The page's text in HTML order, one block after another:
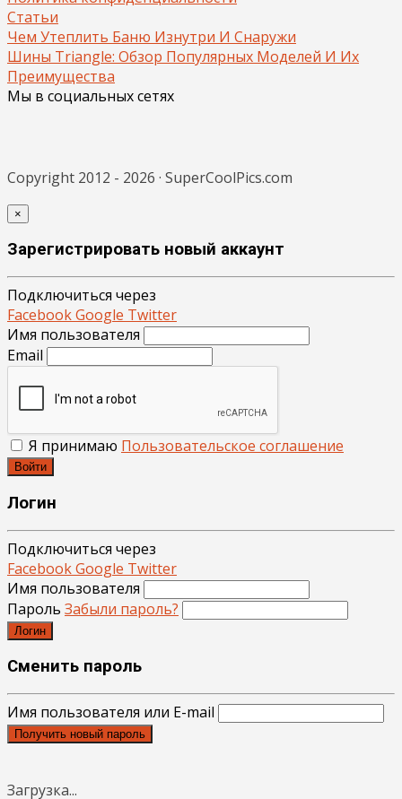
Статьи
Чем Утеплить Баню Изнутри И Снаружи
Шины Triangle: Обзор Популярных Моделей И Их
Преимущества
Мы в социальных сетях
Copyright 2012 - 2026 · SuperCoolPics.com
×
Зарегистрировать новый аккаунт
Подключиться через
FacebookGoogle Twitter
Имя пользователя
Email
Я принимаю Пользовательское соглашение
Войти
Логин
Подключиться через
FacebookGoogle Twitter
Имя пользователя
Пароль Забыли пароль?
Логин
Сменить пароль
Имя пользователя или E-mail
Получить новый пароль
Загрузка...